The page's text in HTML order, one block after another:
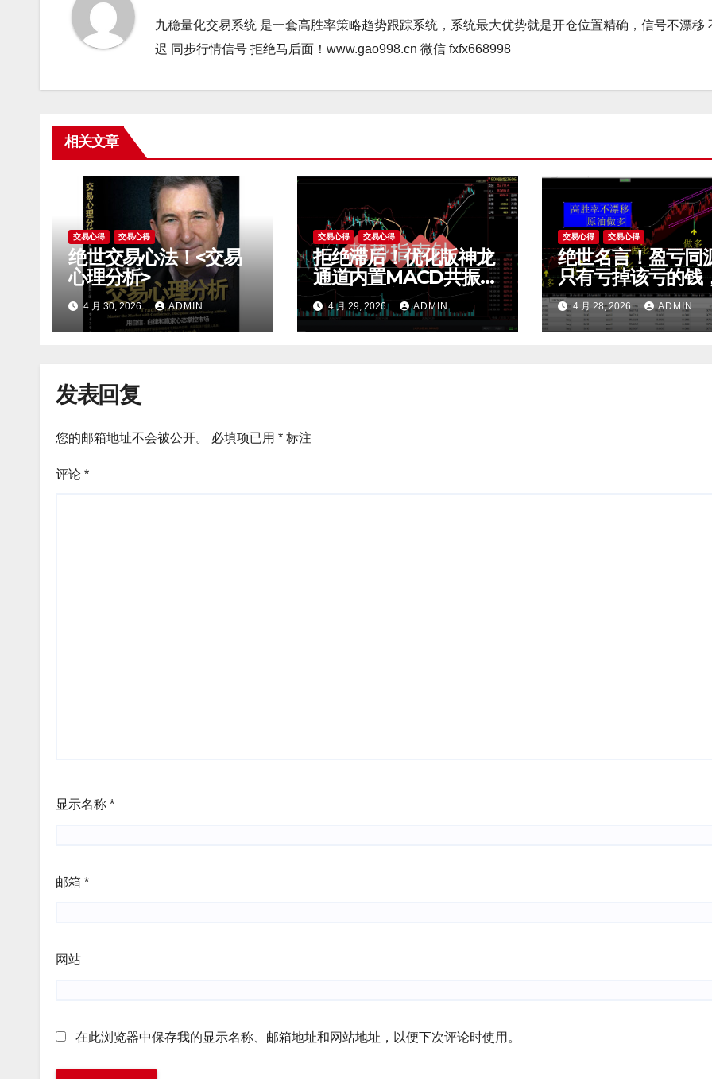
九稳量化交易系统 是一套高胜率策略趋势跟踪系统，系统最大优势就是开仓位置精确，信号不漂移
迟 同步行情信号 拒绝马后面！www.gao998.cn 微信 fxfx668998
相关文章
交易心得 交易心得
绝世交易心法！<交易
心理分析>
4 月 30, 2026 ADMIN
交易心得 交易心得
拒绝滞后！优化版神龙
通道内置MACD共振，
突破即上车，空头陷阱
一眼看穿。
4 月 29, 2026 ADMIN
交易心得 交易心得
绝世名言！盈亏同
只有亏掉该亏的钱
能赚到该赚的钱。
4 月 28, 2026 ADMIN
发表回复
您的邮箱地址不会被公开。 必填项已用 * 标注
评论 *
显示名称 *
邮箱 *
网站
在此浏览器中保存我的显示名称、邮箱地址和网站地址，以便下次评论时使用。